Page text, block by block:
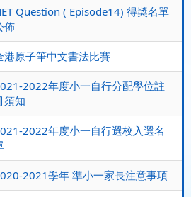
Question ( Episode14) 得奬名單
佈
港原子筆中文書法比賽
2022年度小一自行分配學位註
須知
2022年度小一自行選校入選名
2021學年 準小一家長注意事項